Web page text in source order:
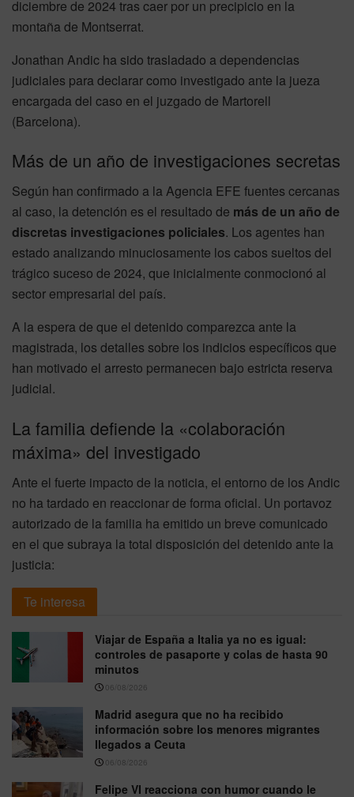
diciembre de 2024 tras caer por un precipicio en la
montaña de Montserrat.
Jonathan Andic ha sido trasladado a dependencias
judiciales para declarar como investigado ante la jueza
encargada del caso en el juzgado de Martorell
(Barcelona).
Más de un año de investigaciones secretas
Según han confirmado a la Agencia EFE fuentes cercanas
al caso, la detención es el resultado de más de un año de
discretas investigaciones policiales. Los agentes han
estado analizando minuciosamente los cabos sueltos del
trágico suceso de 2024, que inicialmente conmocionó al
sector empresarial del país.
A la espera de que el detenido comparezca ante la
magistrada, los detalles sobre los indicios específicos que
han motivado el arresto permanecen bajo estricta reserva
judicial.
La familia defiende la «colaboración
máxima» del investigado
Ante el fuerte impacto de la noticia, el entorno de los Andic
no ha tardado en reaccionar de forma oficial. Un portavoz
autorizado de la familia ha emitido un breve comunicado
en el que subraya la total disposición del detenido ante la
justicia:
Te interesa
Viajar de España a Italia ya no es igual:
controles de pasaporte y colas de hasta 90
minutos
06/08/2026
Madrid asegura que no ha recibido
información sobre los menores migrantes
llegados a Ceuta
06/08/2026
Felipe VI reacciona con humor cuando le